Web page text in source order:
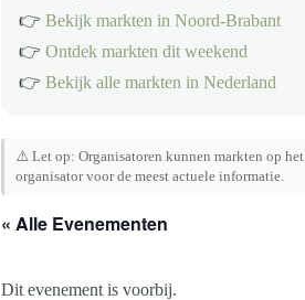
👉 Bekijk markten in Noord-Brabant
👉 Ontdek markten dit weekend
👉 Bekijk alle markten in Nederland
⚠️ Let op: Organisatoren kunnen markten op
organisator voor de meest actuele informatie.
« Alle Evenementen
Dit evenement is voorbij.